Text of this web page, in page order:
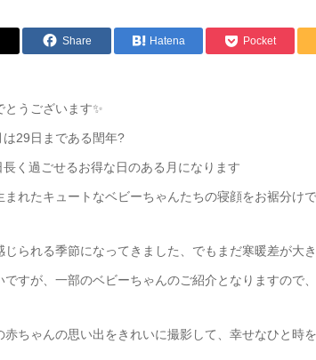
Share Hatena Pocket
とうございます✨️
29日まである閏年?
く過ごせるお得な日のある月になります
まれたキュートなベビーちゃんたちの寝顔をお裾分け
じられる季節になってきました、でもまだ寒暖差が大
ですが、一部のベビーちゃんのご紹介となりますので
赤ちゃんの思い出をきれいに撮影して、幸せなひと時